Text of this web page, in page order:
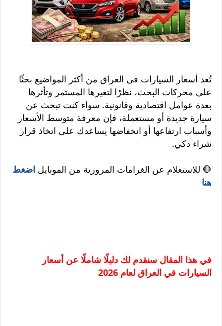
تُعد أسعار السيارات في العراق من أكثر المواضيع بحثًا
على محركات البحث، نظرًا لتغيرها المستمر وتأثرها
بعدة عوامل اقتصادية وقانونية. سواء كنت تبحث عن
سيارة جديدة أو مستعملة، فإن معرفة متوسط الأسعار
وأسباب ارتفاعها أو انخفاضها يساعدك على اتخاذ قرار
شراء ذكي.
🛑 للاستعلام عن الغرامات المرورية من الموبايل اضغط
هنا
في هذا المقال سنقدم لك دليلًا شاملًا عن أسعار
السيارات في العراق لعام 2026